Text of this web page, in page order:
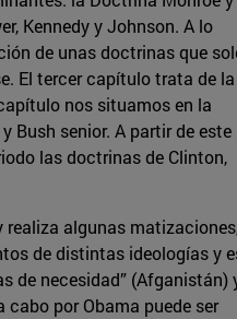
Kennedy y Johnson. A lo
de unas doctrinas que
El tercer capítulo trata de la
nos situamos en la
Bush senior. A partir de este
las doctrinas de Clinton,
algunas
de distintas ideologías y
de necesidad” (Afganistán)
por Obama puede ser